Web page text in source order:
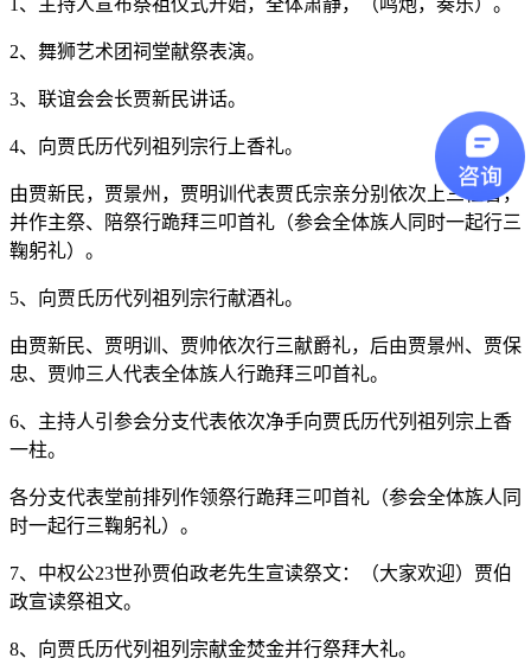
2、舞狮艺术团祠堂献祭表演。
3、联谊会会长贾新民讲话。
4、向贾氏历代列祖列宗行上香礼。
由贾新民，贾景州，贾明训代表贾氏宗亲分别依次上三柱香，
并作主祭、陪祭行跪拜三叩首礼（参会全体族人同时一起行三
鞠躬礼）。
5、向贾氏历代列祖列宗行献酒礼。
由贾新民、贾明训、贾帅依次行三献爵礼，后由贾景州、贾保
忠、贾帅三人代表全体族人行跪拜三叩首礼。
6、主持人引参会分支代表依次净手向贾氏历代列祖列宗上香
一柱。
各分支代表堂前排列作领祭行跪拜三叩首礼（参会全体族人同
时一起行三鞠躬礼）。
7、中权公23世孙贾伯政老先生宣读祭文：（大家欢迎）贾伯
政宣读祭祖文。
8、向贾氏历代列祖列宗献金焚金并行祭拜大礼。